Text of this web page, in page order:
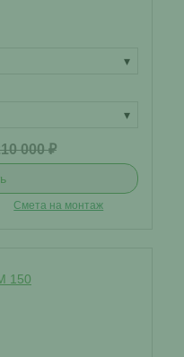
▾
▾
000 ₽
Смета на монтаж
150